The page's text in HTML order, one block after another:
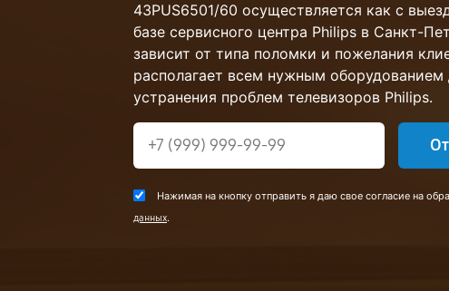
43PUS6501/60 осуществляется как с
базе сервисного центра Philips в Санкт-
зависит от типа поломки и пожелания
располагает всем нужным оборудованием
устранения проблем телевизоров Philips.
Нажимая на кнопку отправить я даю свое согласие на
данных.